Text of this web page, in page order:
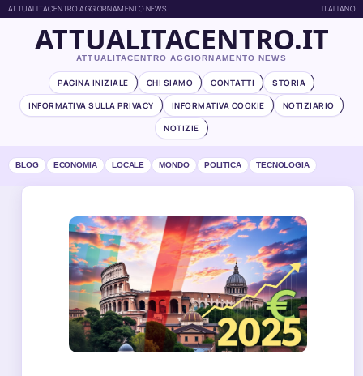
ATTUALITACENTRO AGGIORNAMENTO NEWS ITALIANO
ATTUALITACENTRO.IT
ATTUALITACENTRO AGGIORNAMENTO NEWS
PAGINA INIZIALE CHI SIAMO CONTATTI
STORIA
INFORMATIVA SULLA PRIVACY
INFORMATIVA COOKIE
NOTIZIARIO
NOTIZIE
BLOG ECONOMIA LOCALE MONDO POLITICA TECNOLOGIA